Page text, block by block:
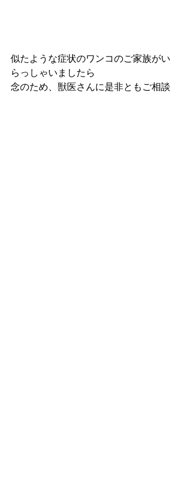
似たような症状のワンコのご家族がい
らっしゃいましたら
念のため、獣医さんに是非ともご相談